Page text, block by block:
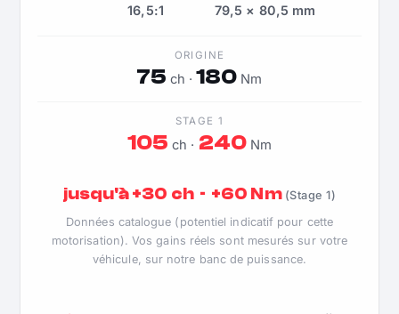
16,5:1 79,5 × 80,5 mm
ORIGINE
75 ch ·180 Nm
STAGE 1
105 ch · 240Nm
jusqu'à +30 ch · +60 Nm (Stage 1)
Données catalogue (potentiel indicatif pour cette
motorisation). Vos gains réels sont mesurés sur votre
véhicule, sur notre banc de puissance.